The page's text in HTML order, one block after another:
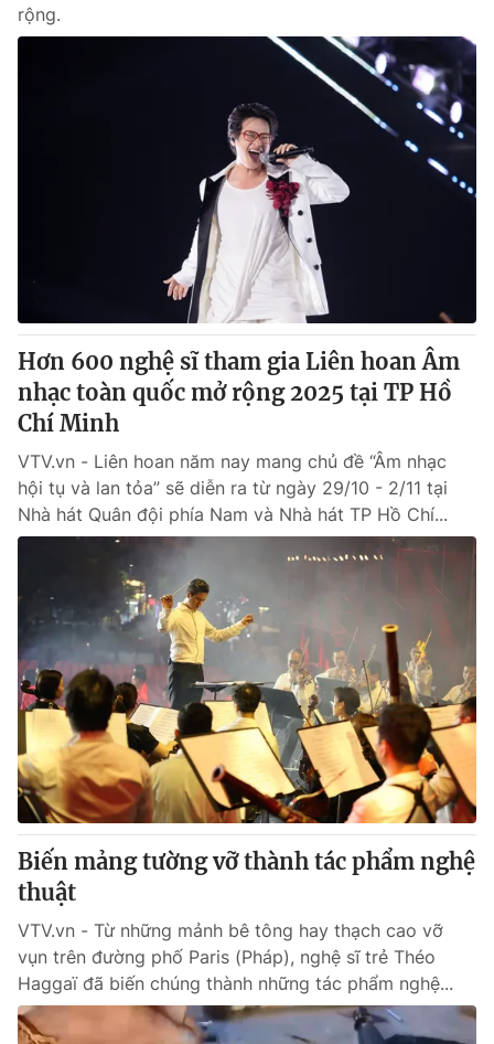
rộng.
Hơn 600 nghệ sĩ tham gia Liên hoan Âm
nhạc toàn quốc mở rộng 2025 tại TP Hồ
Chí Minh
VTV.vn - Liên hoan năm nay mang chủ đề “Âm nhạc
hội tụ và lan tỏa” sẽ diễn ra từ ngày 29/10 - 2/11 tại
Nhà hát Quân đội phía Nam và Nhà hát TP Hồ Chí...
Biến mảng tường vỡ thành tác phẩm nghệ
thuật
VTV.vn - Từ những mảnh bê tông hay thạch cao vỡ
vụn trên đường phố Paris (Pháp), nghệ sĩ trẻ Théo
Haggaï đã biến chúng thành những tác phẩm nghệ...